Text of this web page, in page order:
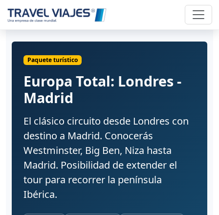
Paquete turístico
Europa Total: Londres -
Madrid
El clásico circuito desde Londres con
destino a Madrid. Conocerás
Westminster, Big Ben, Niza hasta
Madrid. Posibilidad de extender el
tour para recorrer la península
Ibérica.